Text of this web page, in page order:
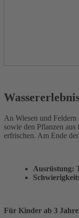
An Wiesen und
sowie den Pflanzen
erfrischen. Am Ende
Ausrüstung:
Für Kinder ab 3